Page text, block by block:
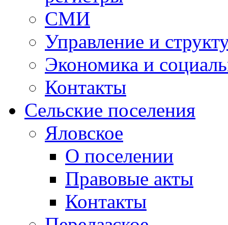
СМИ
Управление и
Экономика и
Контакты
Сельские поселения
Яловское
О поселении
Правовые акты
Контакты